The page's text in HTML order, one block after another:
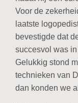
Voor de
laatste
bevestigde dat
succesvol was
Gelukkig stond
technieken van
dan konden we